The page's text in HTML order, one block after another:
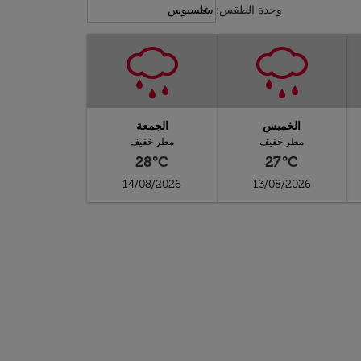
وحدة الطقس: Weather unit option سلسيوس Selected
سلسيوس
keyboard_arrow_down
الخميس
مطر خفيف
27°C
13/08/2026
الجمعة
مطر خفيف
28°C
14/08/2026